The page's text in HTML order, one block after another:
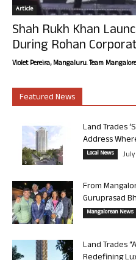
Article
Shah Rukh Khan
During Rohan
Violet Pereira, Mangaluru. Team
Featured News
Land Trades
Address
Local News July
From
Guruprasad
Mangalorean News
Land Trades